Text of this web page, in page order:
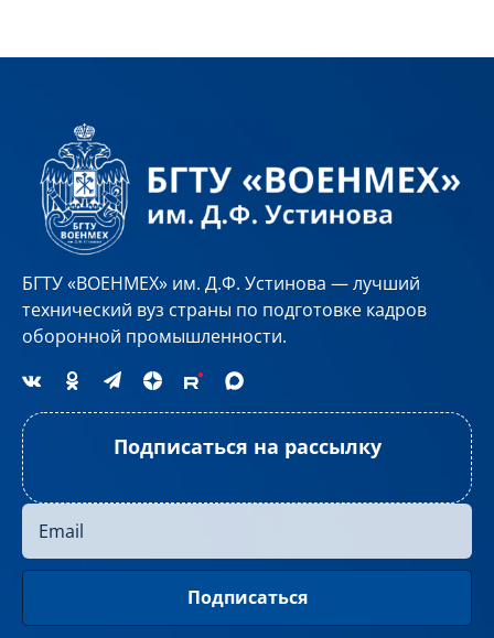
БГТУ «ВОЕНМЕХ» им. Д.Ф. Устинова — лучший
технический вуз страны по подготовке кадров
оборонной промышленности.
Подписаться на рассылку